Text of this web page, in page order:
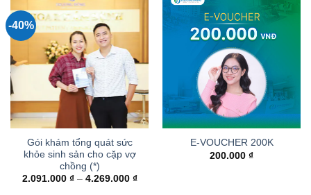
-40%
Gói khám tổng quát sức
khỏe sinh sản cho cặp vợ
chồng (*)
2.091.000 ₫ – 4.269.000 ₫Khoảng
E-VOUCHER 200K
200.000 ₫